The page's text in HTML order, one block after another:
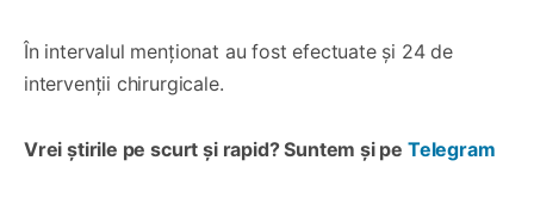
În intervalul menționat au fost efectuate și 24 de
intervenții chirurgicale.
Vrei știrile pe scurt și rapid? Suntem și pe Telegram